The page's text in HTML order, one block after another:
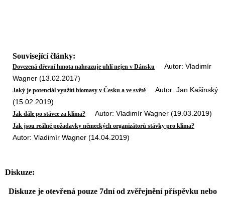
Související články:
Dovezená dřevní hmota nahrazuje uhlí nejen v Dánsku Autor: Vladimír
Wagner (13.02.2017)
Jaký je potenciál využití biomasy v Česku a ve světě Autor: Jan Kašinský
(15.02.2019)
Jak dále po stávce za klima? Autor: Vladimír Wagner (19.03.2019)
Jak jsou reálné požadavky německých organizátorů stávky pro klima?
Autor: Vladimír Wagner (14.04.2019)
Diskuze:
Diskuze je otevřená pouze 7dní od zvěřejnění příspěvku nebo